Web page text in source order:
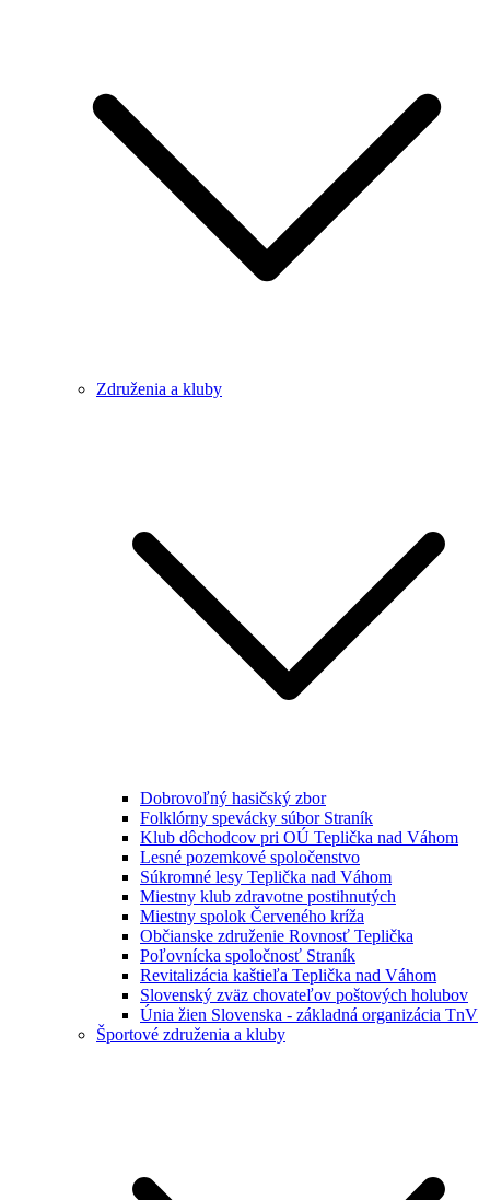
Združenia a kluby
Dobrovoľný hasičský zbor
Folklórny spevácky súbor Straník
Klub dôchodcov pri OÚ Teplička nad Váhom
Lesné pozemkové spoločenstvo
Súkromné lesy Teplička nad Váhom
Miestny klub zdravotne postihnutých
Miestny spolok Červeného kríža
Občianske združenie Rovnosť Teplička
Poľovnícka spoločnosť Straník
Revitalizácia kaštieľa Teplička nad Váhom
Slovenský zväz chovateľov poštových holubov
Únia žien Slovenska - základná organizácia TnV
Športové združenia a kluby